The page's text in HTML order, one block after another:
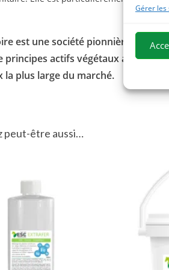
Gérer les
est une société pionnière en
principes actifs végétaux
la plus large du marché.
peut-être aussi…